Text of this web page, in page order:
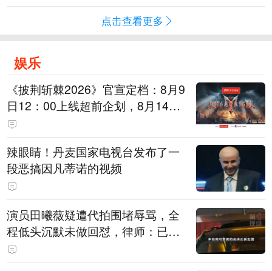
点击查看更多
娱乐
《披荆斩棘2026》官宣定档：8月9
日12：00上线超前企划，8月14日
初见面直播，8月15日、16日两天
进行初舞台直播
辣眼睛！丹麦国家电视台发布了一
段恶搞因凡蒂诺的视频
演员田曦薇疑遭代拍围堵辱骂，全
程低头沉默未做回怼，律师：已超
出公众人物应容忍的合理界限